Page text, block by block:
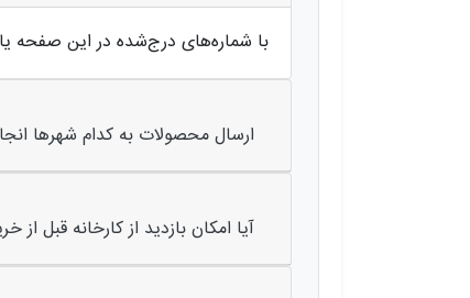
با شماره‌های درج‌شده در این صفحه
ارسال محصولات به کدام شهرها
آیا امکان بازدید از کارخانه قبل از